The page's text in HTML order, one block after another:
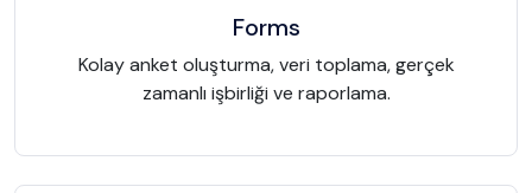
Forms
Kolay anket oluşturma, veri toplama, gerçek
zamanlı işbirliği ve raporlama.